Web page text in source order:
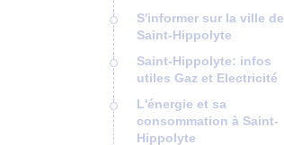
S'informer sur la ville de
Saint-Hippolyte
Saint-Hippolyte: infos
utiles Gaz et Electricité
L'énergie et sa
consommation à Saint-
Hippolyte